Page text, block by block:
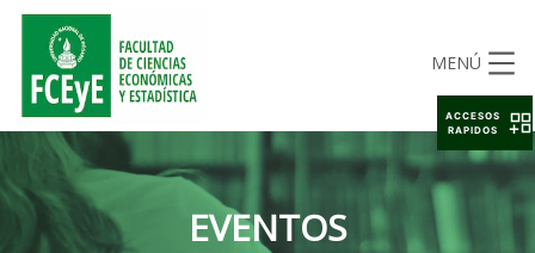
MENÚ
EVENTOS
ACCESOS
RAPIDOS